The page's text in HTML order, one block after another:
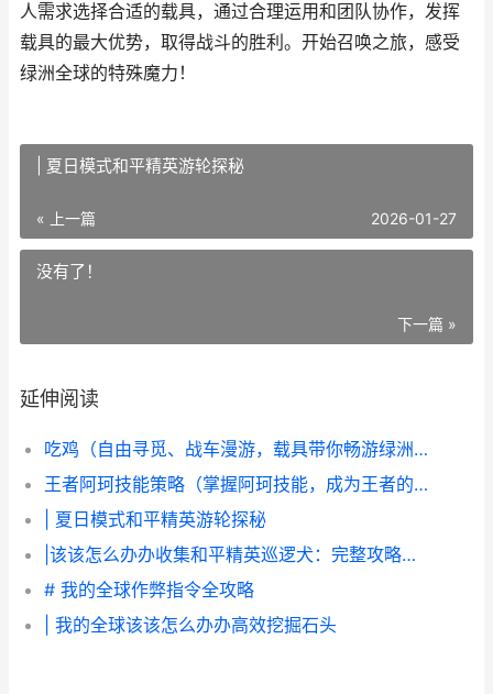
人需求选择合适的载具，通过合理运用和团队协作，发挥
载具的最大优势，取得战斗的胜利。开始召唤之旅，感受
绿洲全球的特殊魔力！
| 夏日模式和平精英游轮探秘
« 上一篇 2026-01-27
没有了！
下一篇 »
延伸阅读
吃鸡（自由寻觅、战车漫游，载具带你畅游绿洲世界） 吃鸡自由人是什么意思
王者阿珂技能策略（掌握阿珂技能，成为王者的绝世刺客） 王者阿珂技能策划师是谁
| 夏日模式和平精英游轮探秘
|该该怎么办办收集和平精英巡逻犬：完整攻略与技巧|
# 我的全球作弊指令全攻略
| 我的全球该该怎么办办高效挖掘石头